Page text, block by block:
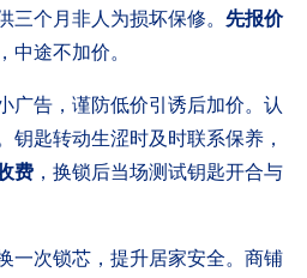
个月非人为损坏保修。 先报价
中途不加价。
广告，谨防低价引诱后加价。认
钥匙转动生涩时及时联系保养，
费 ，换锁后当场测试钥匙开合与
一次锁芯，提升居家安全。商铺